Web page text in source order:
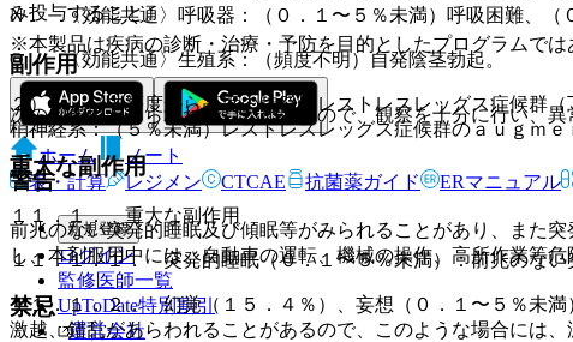
N． 〈効能共通〉呼吸器：（０．１〜５％未満）呼吸困難、（
O． 〈効能共通〉生殖系：（頻度不明）自発陰茎勃起。
２）． 〈中等度から高度の特発性レストレスレッグス症候群
梢神経系：（５％未満）レストレスレッグス症候群のａｕｇｍ
警告
前兆のない突発的睡眠及び傾眠等がみられることがあり、また
し、本剤服用中には、自動車の運転、機械の操作、高所作業等
禁忌
み投与すること。
副作用
次の副作用があらわれることがあるので、観察を十分に行い、
重大な副作用
１１．１． 重大な副作用
１１．１．１． 突発的睡眠（０．１〜５％未満）：前兆のな
１１．１．２． 幻覚（１５．４％）、妄想（０．１〜５％未満
激越、錯乱があらわれることがあるので、このような場合には
※本製品は疾病の診断・治療・予防を目的としたプログラムでは
ホーム
ノート
表・計算
レジメン CTCAE 抗菌薬ガイド ERマニュアル
新規登録
ログイン
監修医師一覧
UpToDate特別割引
運営会社